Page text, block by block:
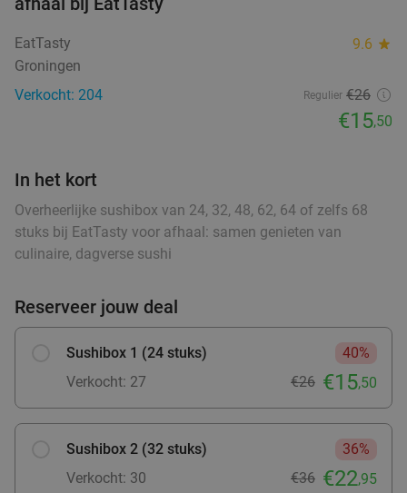
food
food
food
food
food
food
food
Il Nuovo 4Mori
9.7 star
Assen
Verkocht: 647 €31,40
€18,95
38%
3-gangenproeverij bij Tex-Mex Restaurant
Bramigo
Vandaag Wo Do Vr
Assen
EatTasty 9.6 star
Groningen
Verkocht: 204
Regulier €26
€15,50
In het kort
Overheerlijke sushibox van 24, 32, 48, 62, 64 of zelfs 68
stuks bij EatTasty voor afhaal: samen genieten van
culinaire, dagverse sushi
Reserveer jouw deal
Sushibox 1 (24 stuks)
40%
Verkocht: 27
€26 €15,50
Sushibox 2 (32 stuks)
36%
Verkocht: 30
€36 €22,95